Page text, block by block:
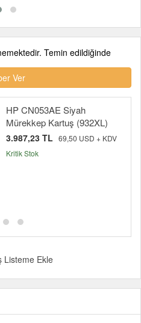
Temin edildiğinde
Ver
HP CN053AE Siyah
Mürekkep Kartuş (932XL)
3.987,23 TL 69,50 USD + KDV
Kritik Stok
Listeme Ekle